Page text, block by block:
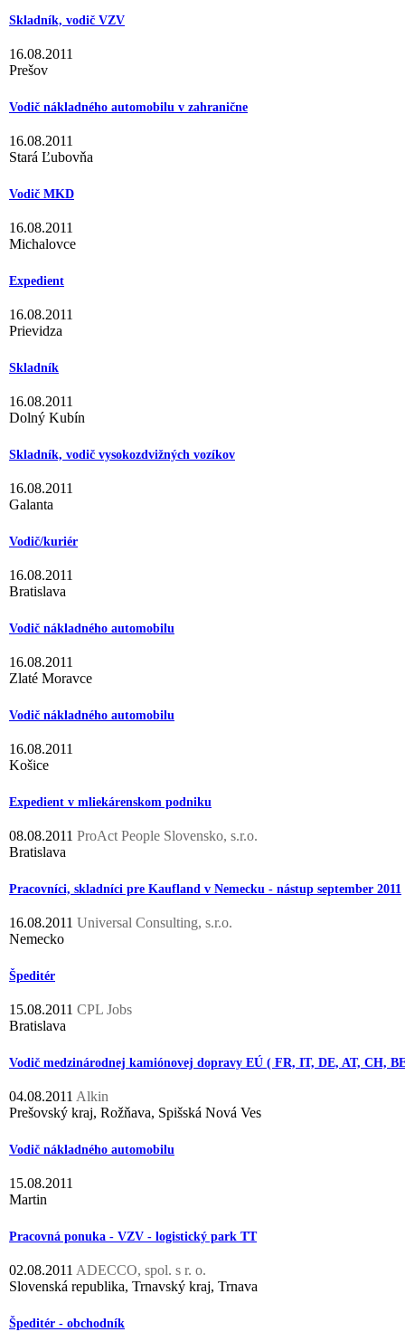
Skladník, vodič VZV
16.08.2011
Prešov
Vodič nákladného automobilu v zahranične
16.08.2011
Stará Ľubovňa
Vodič MKD
16.08.2011
Michalovce
Expedient
16.08.2011
Prievidza
Skladník
16.08.2011
Dolný Kubín
Skladník, vodič vysokozdvižných vozíkov
16.08.2011
Galanta
Vodič/kuriér
16.08.2011
Bratislava
Vodič nákladného automobilu
16.08.2011
Zlaté Moravce
Vodič nákladného automobilu
16.08.2011
Košice
Expedient v mliekárenskom podniku
08.08.2011 ProAct People Slovensko, s.r.o.
Bratislava
Pracovníci, skladníci pre Kaufland v Nemecku - nástup september 2011
16.08.2011 Universal Consulting, s.r.o.
Nemecko
Špeditér
15.08.2011 CPL Jobs
Bratislava
Vodič medzinárodnej kamiónovej dopravy EÚ ( FR, IT, DE, AT, CH,
04.08.2011 Alkin
Prešovský kraj, Rožňava, Spišská Nová Ves
Vodič nákladného automobilu
15.08.2011
Martin
Pracovná ponuka - VZV - logistický park TT
02.08.2011 ADECCO, spol. s r. o.
Slovenská republika, Trnavský kraj, Trnava
Špeditér - obchodník